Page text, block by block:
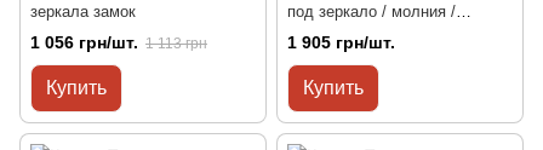
зеркала замок
1 056 грн/шт. 1 113 грн
Купить
под зеркало / молния /
уплотненный
1 905 грн/шт.
Купить